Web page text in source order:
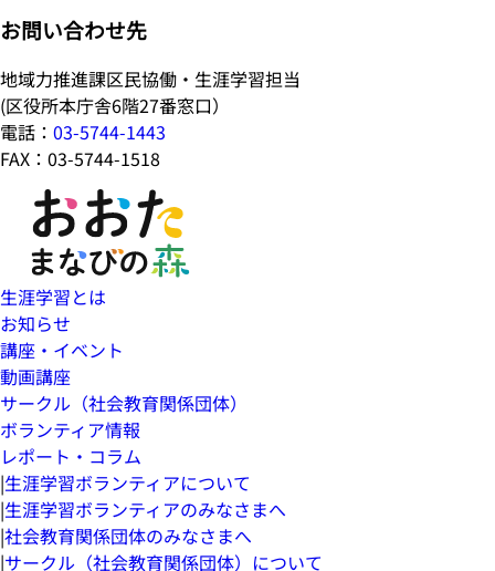
お問い合わせ先
地域力推進課区民協働・生涯学習担当
(区役所本庁舎6階27番窓口）
電話： 03-5744-1443
FAX：03-5744-1518
生涯学習とは
お知らせ
講座・イベント
動画講座
サークル（社会教育関係団体）
ボランティア情報
レポート・コラム
|生涯学習ボランティアについて
|生涯学習ボランティアのみなさまへ
|社会教育関係団体のみなさまへ
|サークル（社会教育関係団体）について